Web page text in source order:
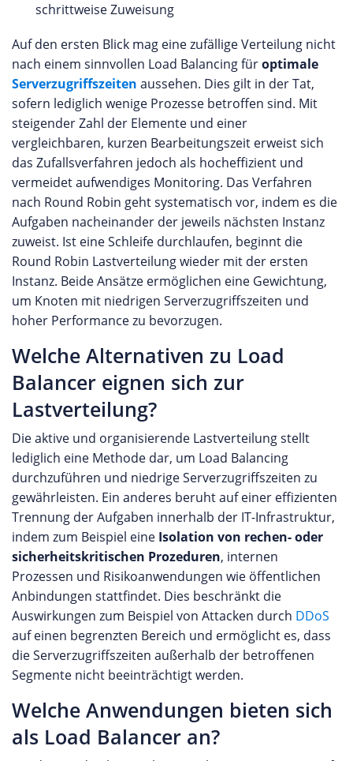
schrittweise Zuweisung
Auf den ersten Blick mag eine zufällige Verteilung nicht
nach einem sinnvollen Load Balancing füroptimale
Serverzugriffszeiten aussehen. Dies gilt in der Tat,
sofern lediglich wenige Prozesse betroffen sind. Mit
steigender Zahl der Elemente und einer
vergleichbaren, kurzen Bearbeitungszeit erweist sich
das Zufallsverfahren jedoch als hocheffizient und
vermeidet aufwendiges Monitoring. Das Verfahren
nach Round Robin geht systematisch vor, indem es die
Aufgaben nacheinander der jeweils nächsten Instanz
zuweist. Ist eine Schleife durchlaufen, beginnt die
Round Robin Lastverteilung wieder mit der ersten
Instanz. Beide Ansätze ermöglichen eine Gewichtung,
um Knoten mit niedrigen Serverzugriffszeiten und
hoher Performance zu bevorzugen.
Welche Alternativen zu Load
Balancer eignen sich zur
Lastverteilung?
Die aktive und organisierende Lastverteilung stellt
lediglich eine Methode dar, um Load Balancing
durchzuführen und niedrige Serverzugriffszeiten zu
gewährleisten. Ein anderes beruht auf einer effizienten
Trennung der Aufgaben innerhalb der IT-Infrastruktur,
indem zum Beispiel eine Isolation von rechen- oder
sicherheitskritischen Prozeduren, internen
Prozessen und Risikoanwendungen wie öffentlichen
Anbindungen stattfindet. Dies beschränkt die
Auswirkungen zum Beispiel von Attacken durch DDoS
auf einen begrenzten Bereich und ermöglicht es, dass
die Serverzugriffszeiten außerhalb der betroffenen
Segmente nicht beeinträchtigt werden.
Welche Anwendungen bieten sich
als Load Balancer an?